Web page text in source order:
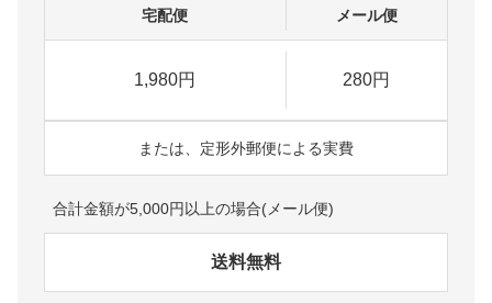
宅配便 メール便
1,980円 280円
または、定形外郵便による実費
合計金額が5,000円以上の場合(メール便)
送料無料